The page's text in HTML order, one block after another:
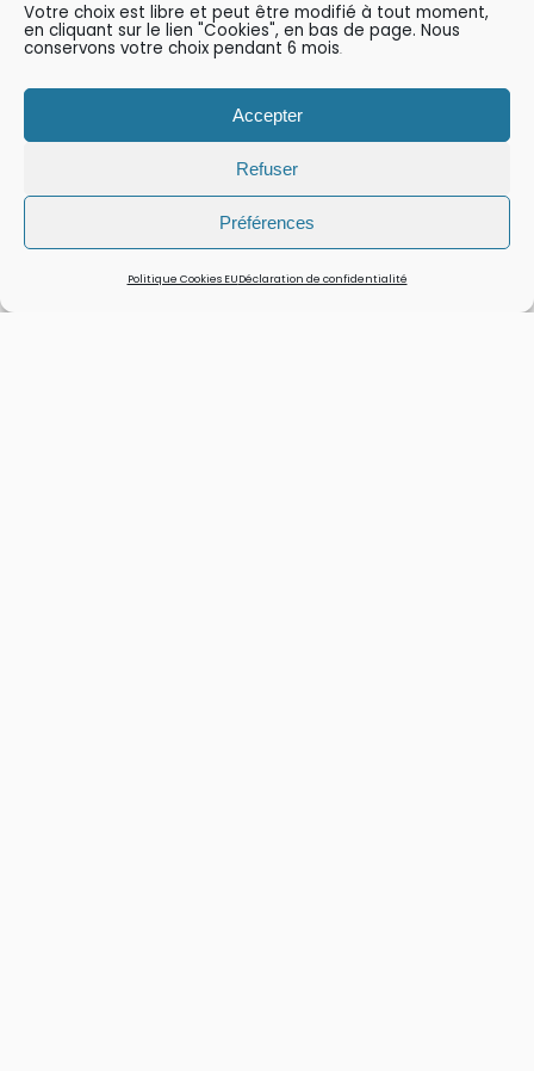
Votre choix est libre et peut être modifié à tout moment,
en cliquant sur le lien "Cookies", en bas de page. Nous
conservons votre choix pendant 6 mois.
Accepter
Refuser
Préférences
Politique Cookies EUDéclaration de confidentialité